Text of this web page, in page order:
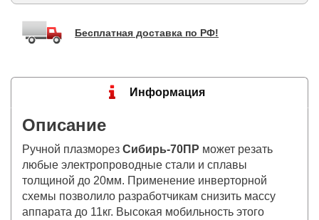
Бесплатная доставка по РФ!
Информация
Описание
Ручной плазморез Сибирь-70ПР может резать
любые электропроводные стали и сплавы
толщиной до 20мм. Применение инверторной
схемы позволило разработчикам снизить массу
аппарата до 11кг. Высокая мобильность этого